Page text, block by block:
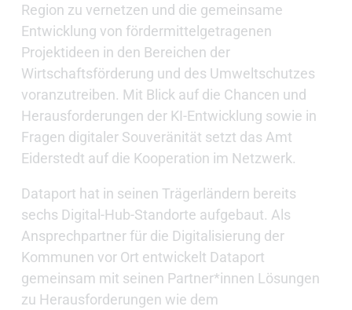
Region zu vernetzen und die gemeinsame
Entwicklung von fördermittelgetragenen
Projektideen in den Bereichen der
Wirtschaftsförderung und des Umweltschutzes
voranzutreiben. Mit Blick auf die Chancen und
Herausforderungen der KI-Entwicklung sowie in
Fragen digitaler Souveränität setzt das Amt
Eiderstedt auf die Kooperation im Netzwerk.
Dataport hat in seinen Trägerländern bereits
sechs Digital-Hub-Standorte aufgebaut. Als
Ansprechpartner für die Digitalisierung der
Kommunen vor Ort entwickelt Dataport
gemeinsam mit seinen Partner*innen Lösungen
zu Herausforderungen wie dem